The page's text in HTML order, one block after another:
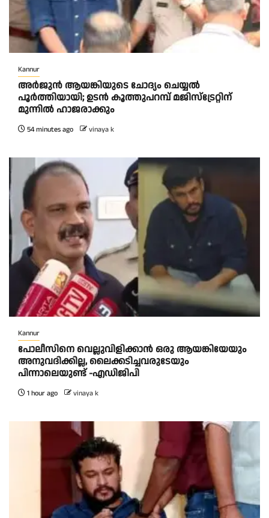
Kannur
അര്‍ജുന്‍ ആയങ്കിയുടെ ചോദ്യം ചെയ്യല്‍
പൂര്‍ത്തിയായി; ഉടന്‍ കൂത്തുപറമ്പ് മജിസ്ട്രേറ്റിന്
മുന്നില്‍ ഹാജരാക്കും
54 minutes ago vinaya k
Kannur
പോലീസിനെ വെല്ലുവിളിക്കാൻ ഒരു ആയങ്കിയേയും
അനുവദിക്കില്ല, ലൈക്കടിച്ചവരുടേയും
പിന്നാലെയുണ്ട് -എഡിജിപി
1 hour ago vinaya k